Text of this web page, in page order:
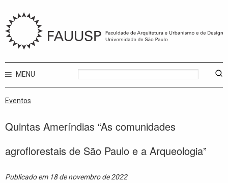
MENU
Eventos
Quintas Ameríndias “As comunidades
agroflorestais de São Paulo e a Arqueologia”
Publicado em 18 de novembro de 2022